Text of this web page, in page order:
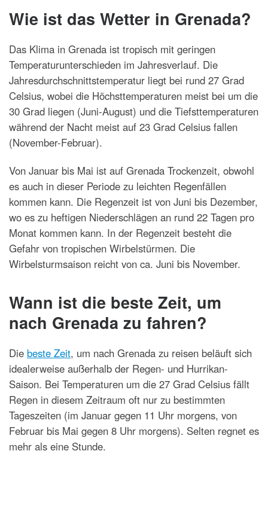
Wie ist das Wetter in Grenada?
Das Klima in Grenada ist tropisch mit geringen
Temperaturunterschieden im Jahresverlauf. Die
Jahresdurchschnittstemperatur liegt bei rund 27 Grad
Celsius, wobei die Höchsttemperaturen meist bei um die
30 Grad liegen (Juni-August) und die Tiefsttemperaturen
während der Nacht meist auf 23 Grad Celsius fallen
(November-Februar).
Von Januar bis Mai ist auf Grenada Trockenzeit, obwohl
es auch in dieser Periode zu leichten Regenfällen
kommen kann. Die Regenzeit ist von Juni bis Dezember,
wo es zu heftigen Niederschlägen an rund 22 Tagen pro
Monat kommen kann. In der Regenzeit besteht die
Gefahr von tropischen Wirbelstürmen. Die
Wirbelsturmsaison reicht von ca. Juni bis November.
Wann ist die beste Zeit, um
nach Grenada zu fahren?
Die beste Zeit, um nach Grenada zu reisen beläuft sich
idealerweise außerhalb der Regen- und Hurrikan-
Saison. Bei Temperaturen um die 27 Grad Celsius fällt
Regen in diesem Zeitraum oft nur zu bestimmten
Tageszeiten (im Januar gegen 11 Uhr morgens, von
Februar bis Mai gegen 8 Uhr morgens). Selten regnet es
mehr als eine Stunde.